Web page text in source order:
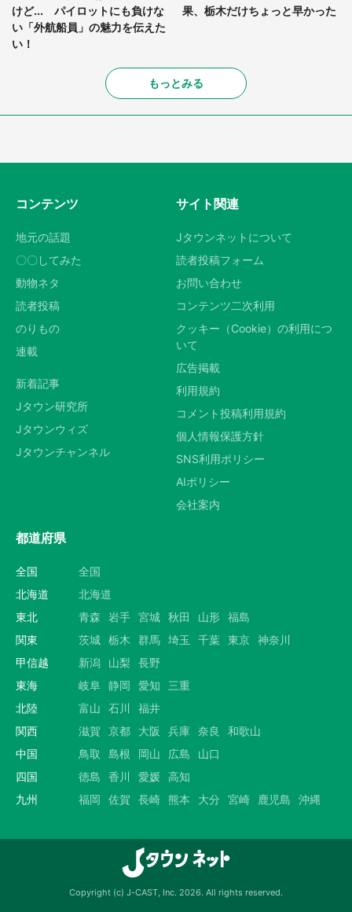
けど... パイロットにも負けな
い「外航船員」の魅力を伝えた
い！
果、栃木だけちょっと早かった
もっとみる
コンテンツ
地元の話題
〇〇してみた
動物ネタ
読者投稿
のりもの
連載
新着記事
Jタウン研究所
Jタウンウィズ
Jタウンチャンネル
サイト関連
Jタウンネットについて
読者投稿フォーム
お問い合わせ
コンテンツ二次利用
クッキー（Cookie）の利用につ
いて
広告掲載
利用規約
コメント投稿利用規約
個人情報保護方針
SNS利用ポリシー
AIポリシー
会社案内
都道府県
全国
全国
北海道
北海道
東北
青森 岩手 宮城 秋田 山形 福島
関東
茨城 栃木 群馬 埼玉 千葉 東京 神奈川
甲信越
新潟 山梨
長野
東海
岐阜 静岡 愛知
三重
北陸
富山 石川
福井
関西
滋賀 京都 大阪 兵庫 奈良
和歌山
中国
鳥取 島根 岡山 広島
山口
四国
徳島 香川 愛媛 高知
九州
福岡 佐賀 長崎 熊本 大分 宮崎 鹿児島 沖縄
Copyright (c) J-CAST, Inc. 2026. All rights reserved.